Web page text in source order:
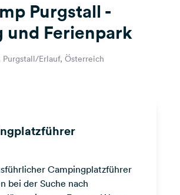
Purgstall -
und Ferienpark
Purgstall/Erlauf, Österreich
Campingplatzführer
bei der Suche nach